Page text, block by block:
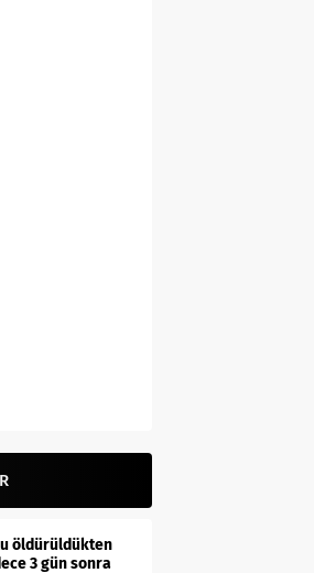
öldürüldükten
3 gün sonra